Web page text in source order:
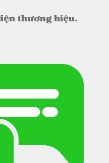
thương hiệu.